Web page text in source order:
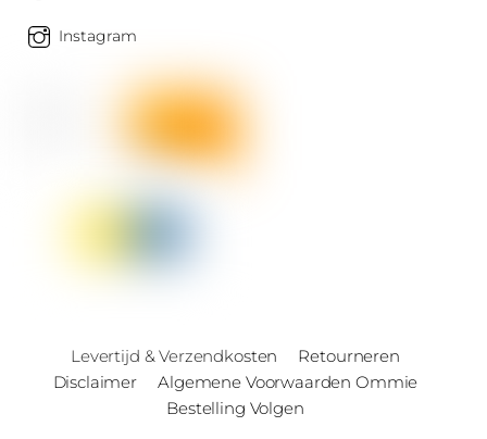
Instagram
Levertijd & Verzendkosten
Retourneren
Disclaimer
Algemene Voorwaarden Ommie
Bestelling Volgen